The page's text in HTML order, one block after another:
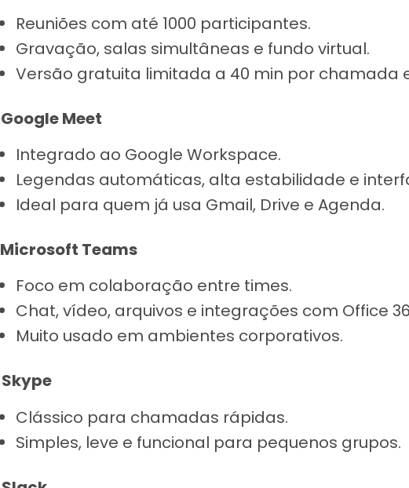
Reuniões com até 1000 participantes.
Gravação, salas simultâneas e fundo virtual.
Versão gratuita limitada a 40 min por chamada
Google Meet
Integrado ao Google Workspace.
Legendas automáticas, alta estabilidade e
Ideal para quem já usa Gmail, Drive e Agenda.
Microsoft Teams
Foco em colaboração entre times.
Chat, vídeo, arquivos e integrações com Office
Muito usado em ambientes corporativos.
Skype
Clássico para chamadas rápidas.
Simples, leve e funcional para pequenos grupos.